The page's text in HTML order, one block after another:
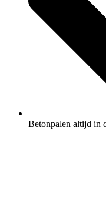
Betonpalen altijd in